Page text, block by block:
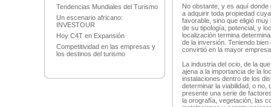
Tendencias Mundiales del Turismo
Un escenario africano:
INVESTOUR
Hoy C4T en Expansión
Competitividad en las empresas y
los destinos del turismo
No obstante, y es aquí donde
a adquirir toda propiedad
favorable, sino que eligió
de su tipología, potencial, y
localización termina
de la inversión. Teniendo
convirtió en la mayor
La industria del ocio, de la
ajena a la importancia de la
instalaciones dentro de los
determinar la viabilidad, o no,
presente una serie de
la orografía, vegetación, las